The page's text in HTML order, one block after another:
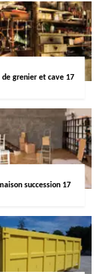
de grenier et cave 17
succession 17